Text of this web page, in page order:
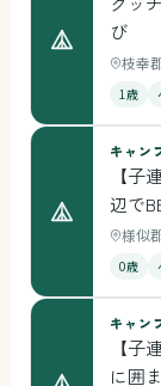
び
枝幸
1歳
キャン
【子
辺で
様似
0歳
キャン
【子
に囲